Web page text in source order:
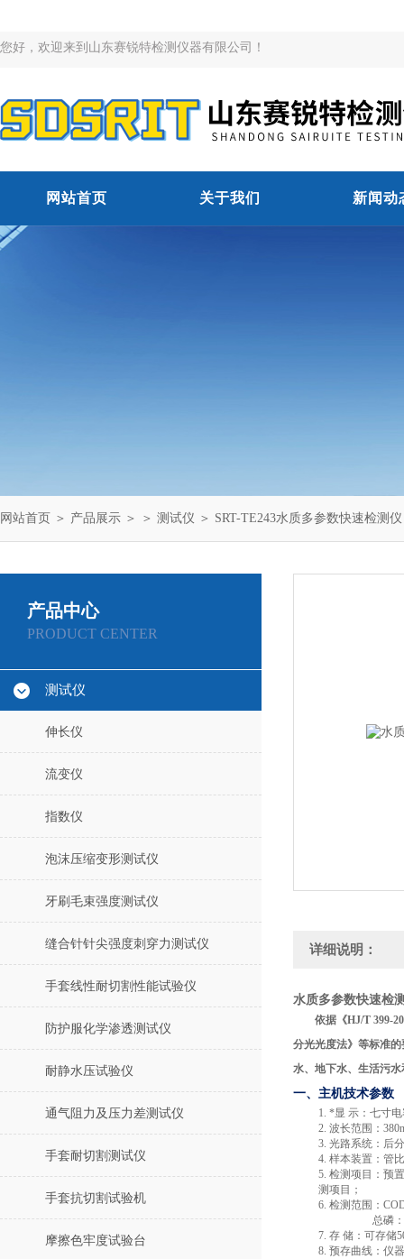
您好，欢迎来到山东赛锐特检测仪器有限公司！
网站首页 关于我们 新闻动
网站首页 ＞ 产品展示 ＞ ＞ 测试仪 ＞ SRT-TE243水质多参数快速检测
产品中心
PRODUCT CENTER
测试仪
伸长仪
流变仪
指数仪
泡沫压缩变形测试仪
牙刷毛束强度测试仪
缝合针针尖强度刺穿力测试仪
手套线性耐切割性能试验仪
防护服化学渗透测试仪
耐静水压试验仪
通气阻力及压力差测试仪
手套耐切割测试仪
手套抗切割试验机
摩擦色牢度试验台
详细说明：
水质多参数快速检
依据《HJ/T 399-
分光光度法》等标准的
水、地下水、生活污
一、主机技术参数
1. *显 示：七寸
2. 波长范围：
3. 光路系统：后
4. 样本装置：管
5. 检测项目：预置
测项目；
6. 检测范围：
总磷：
7. 存 储：可存储
8. 预存曲线：仪